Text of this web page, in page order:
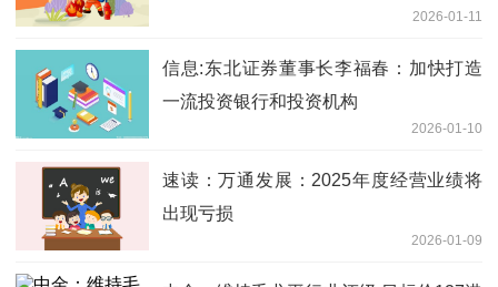
2026-01-11
信息:东北证券董事长李福春：加快打造
一流投资银行和投资机构
2026-01-10
速读：万通发展：2025年度经营业绩将
出现亏损
2026-01-09